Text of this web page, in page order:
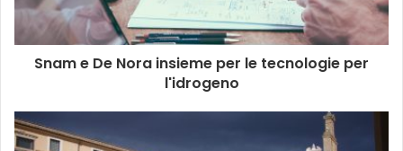
Snam e De Nora insieme per le tecnologie per
l'idrogeno